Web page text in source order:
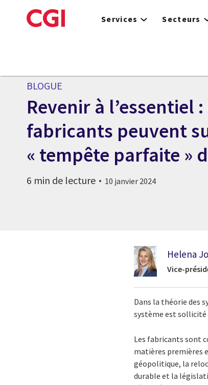
to
Services Secteurs
BLOGUE
Revenir à l’essentiel
fabricants peuvent
« tempête parfaite »
6 min de lecture 10 janvier 2024
Helena
Vice-
Dans la théorie des
système est sollicité
Les fabricants sont
matières premières
géopolitique, la
durable et la